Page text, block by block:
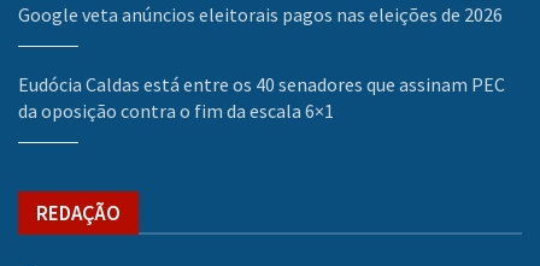
Google veta anúncios eleitorais pagos nas eleições de 2026
Eudócia Caldas está entre os 40 senadores que assinam PEC
da oposição contra o fim da escala 6×1
REDAÇÃO